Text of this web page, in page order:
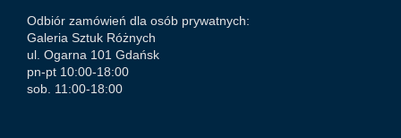
Odbiór zamówień dla osób prywatnych:
Galeria Sztuk Różnych
ul. Ogarna 101 Gdańsk
pn-pt 10:00-18:00
sob. 11:00-18:00